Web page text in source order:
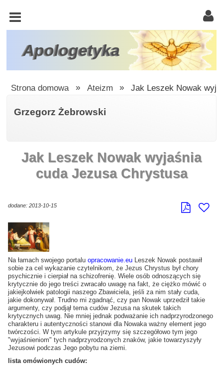
Apologetyka
KOŚCIÓŁ
KATOLICKI
TRÓJCA
ŚWIĘTA
OBRONIE
WIARY
INNE
Strona domowa » Ateizm » Jak Leszek Nowak
Grzegorz Żebrowski
Jak Leszek Nowak wyjaśnia
cuda Jezusa Chrystusa
dodane: 2013-10-15
Na łamach swojego portaluopracowanie.eu Leszek Nowak postawił
sobie za cel wykazanie czytelnikom, że Jezus Chrystus był chory
psychicznie i cierpiał na schizofrenię. Wiele osób odnoszących się
krytycznie do jego treści zwracało uwagę na fakt, że ciężko mówić o
jakiejkolwiek patologii naszego Zbawiciela, jeśli za nim stały cuda,
jakie dokonywał. Trudno mi zgadnąć, czy pan Nowak uprzedził takie
argumenty, czy podjął tema cudów Jezusa na skutek takich
krytycznych uwag. Nie mniej jednak podważanie ich nadprzyrodzonego
charakteru i autentyczności stanowi dla Nowaka ważny element jego
twórczości. W tym artykule przyjrzymy się szczegółowo tym jego
"wyjaśnieniom" tych nadprzyrodzonych znaków, jakie towarzyszyły
Jezusowi podczas Jego pobytu na ziemi.
lista omówionych cudów: